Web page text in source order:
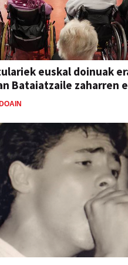
euskal doinuak
Bataiatzaile zaharren